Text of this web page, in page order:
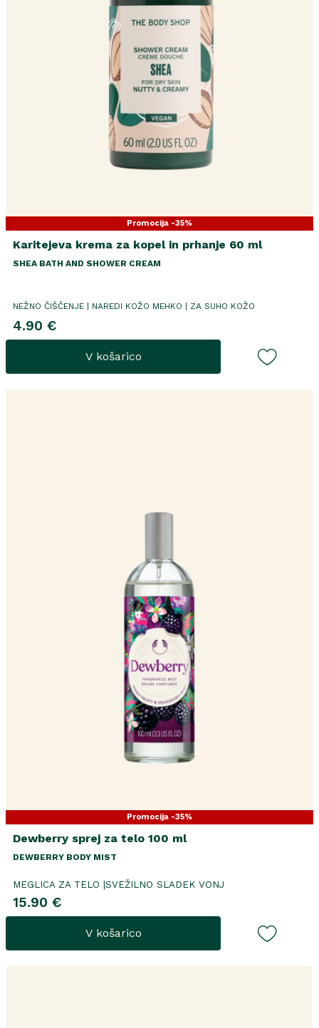
Promocija -35%
Karitejeva krema za kopel in prhanje 60 ml
SHEA BATH AND SHOWER CREAM
NEŽNO ČIŠČENJE | NAREDI KOŽO MEHKO | ZA SUHO KOŽO
4.90 €
V košarico
Promocija -35%
Dewberry sprej za telo 100 ml
DEWBERRY BODY MIST
MEGLICA ZA TELO |SVEŽILNO SLADEK VONJ
15.90 €
V košarico